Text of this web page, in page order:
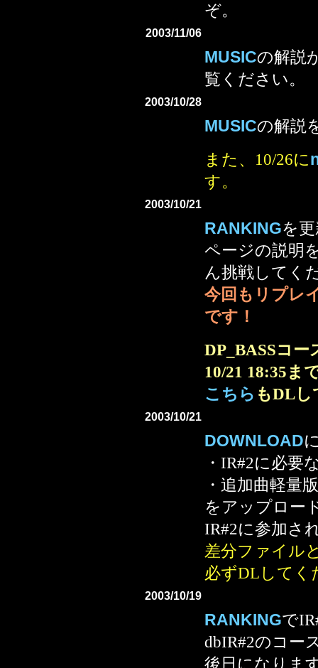
ぞ。
2003/11/06
MUSICの解説
覧ください。
2003/10/28
MUSICの解説
また、10/26に
す。
2003/10/21
RANKINGを
ページの説明
ん挑戦してく
今回もリプレ
です！
DP_BASSコ
10/21 18:35ま
こちら もDLし
2003/10/21
DOWNLOAD
・IR#2に必要
・追加曲軽量版
をアップロー
IR#2に参加さ
差分ファイル
必ずDLしてく
2003/10/19
RANKINGで
dbIR#2のコー
後日になりま